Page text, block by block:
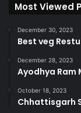
Most Viewed
December 30, 2023
Best veg
December 28, 2023
Ayodhya Ram
October 18, 2023
Chhattisgarh